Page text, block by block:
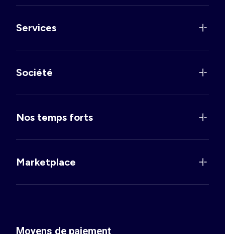
Services
Société
Nos temps forts
Marketplace
Moyens de paiement